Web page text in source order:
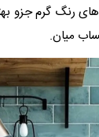
رنگ گرم جزو
میان.